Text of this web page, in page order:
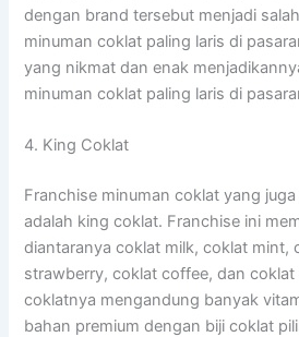
dengan brand tersebut menjadi
minuman coklat paling laris di
yang nikmat dan enak
minuman coklat paling laris di
4. King Coklat
Franchise minuman coklat yang
adalah king coklat. Franchise ini
diantaranya coklat milk, coklat mint,
strawberry, coklat coffee, dan coklat
coklatnya mengandung banyak
bahan premium dengan biji coklat